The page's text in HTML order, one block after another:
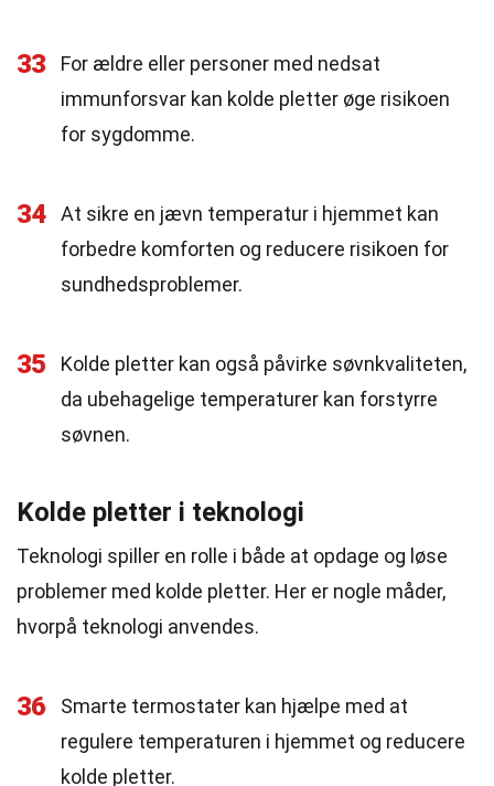
33
For ældre eller personer med nedsat
immunforsvar kan kolde pletter øge risikoen
for sygdomme.
34
At sikre en jævn temperatur i hjemmet kan
forbedre komforten og reducere risikoen for
sundhedsproblemer.
35
Kolde pletter kan også påvirke søvnkvaliteten,
da ubehagelige temperaturer kan forstyrre
søvnen.
Kolde pletter i teknologi
Teknologi spiller en rolle i både at opdage og løse
problemer med kolde pletter. Her er nogle måder,
hvorpå teknologi anvendes.
36
Smarte termostater kan hjælpe med at
regulere temperaturen i hjemmet og reducere
kolde pletter.